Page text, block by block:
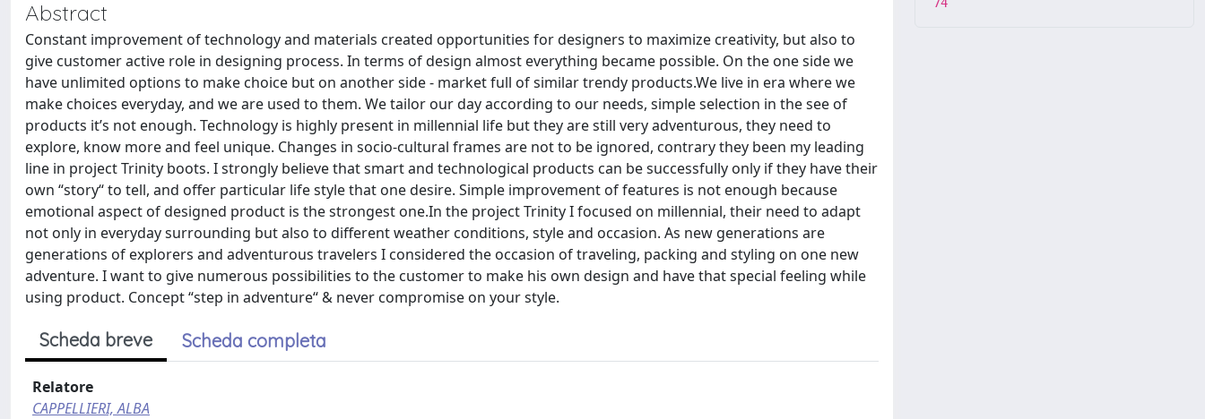
Abstract
Constant improvement of technology and materials created opportunities for designers to maximize creativity, but also to
give customer active role in designing process. In terms of design almost everything became possible. On the one side we
have unlimited options to make choice but on another side - market full of similar trendy products.We live in era where we
make choices everyday, and we are used to them. We tailor our day according to our needs, simple selection in the see of
products it’s not enough. Technology is highly present in millennial life but they are still very adventurous, they need to
explore, know more and feel unique. Changes in socio-cultural frames are not to be ignored, contrary they been my leading
line in project Trinity boots. I strongly believe that smart and technological products can be successfully only if they have their
own “story“ to tell, and offer particular life style that one desire. Simple improvement of features is not enough because
emotional aspect of designed product is the strongest one.In the project Trinity I focused on millennial, their need to adapt
not only in everyday surrounding but also to different weather conditions, style and occasion. As new generations are
generations of explorers and adventurous travelers I considered the occasion of traveling, packing and styling on one new
adventure. I want to give numerous possibilities to the customer to make his own design and have that special feeling while
using product. Concept “step in adventure“ & never compromise on your style.
Scheda breve Scheda completa
Relatore
CAPPELLIERI, ALBA